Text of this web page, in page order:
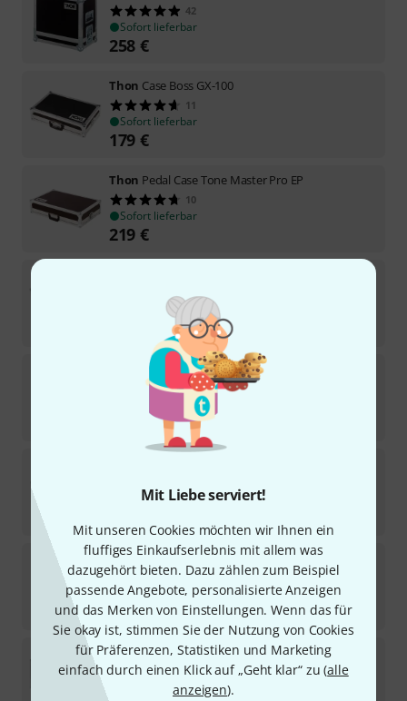
Mit Liebe serviert!
Mit unseren Cookies möchten wir Ihnen ein
fluffiges Einkaufserlebnis mit allem was
dazugehört bieten. Dazu zählen zum Beispiel
passende Angebote, personalisierte Anzeigen
und das Merken von Einstellungen. Wenn das für
Sie okay ist, stimmen Sie der Nutzung von Cookies
für Präferenzen, Statistiken und Marketing
einfach durch einen Klick auf „Geht klar“ zu (alle
anzeigen).
42
Sofort lieferbar
258 €
Thon Case Boss GX-100
11
Sofort lieferbar
179 €
Thon Pedal Case Tone Master Pro EP
10
Sofort lieferbar
219 €
15
Sofort lieferbar
Case Fender Blues/HR DLX
65
Sofort lieferbar
In 1–2 Wochen lieferbar
ThonLive Case Marshall 4x12
29
Sofort lieferbar
388€
ThonCase Dreadnought
11
Sofort lieferbar